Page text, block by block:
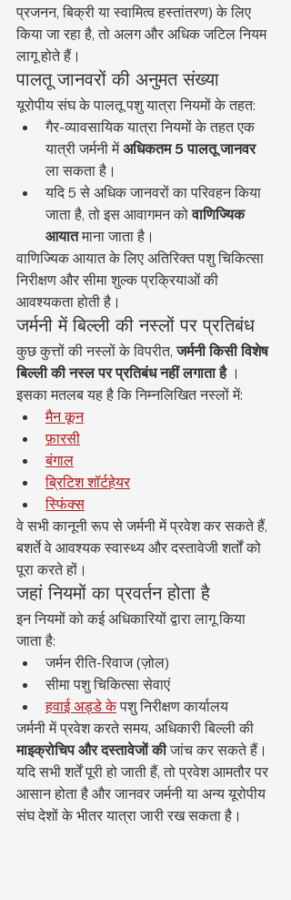
प्रजनन, बिक्री या स्वामित्व हस्तांतरण) के लिए
किया जा रहा है, तो अलग और अधिक जटिल नियम
लागू होते हैं।
पालतू जानवरों की अनुमत संख्या
यूरोपीय संघ के पालतू पशु यात्रा नियमों के तहत:
गैर-व्यावसायिक यात्रा नियमों के तहत एक
यात्री जर्मनी में अधिकतम 5 पालतू जानवर
ला सकता है।
यदि 5 से अधिक जानवरों का परिवहन किया
जाता है, तो इस आवागमन को वाणिज्यिक
आयात माना जाता है।
वाणिज्यिक आयात के लिए अतिरिक्त पशु चिकित्सा
निरीक्षण और सीमा शुल्क प्रक्रियाओं की
आवश्यकता होती है।
जर्मनी में बिल्ली की नस्लों पर प्रतिबंध
कुछ कुत्तों की नस्लों के विपरीत, जर्मनी किसी विशेष
बिल्ली की नस्ल पर प्रतिबंध नहीं लगाता है ।
इसका मतलब यह है कि निम्नलिखित नस्लों में:
मैन कून
फ़ारसी
बंगाल
ब्रिटिश शॉर्टहेयर
स्फिंक्स
वे सभी कानूनी रूप से जर्मनी में प्रवेश कर सकते हैं,
बशर्ते वे आवश्यक स्वास्थ्य और दस्तावेजी शर्तों को
पूरा करते हों।
जहां नियमों का प्रवर्तन होता है
इन नियमों को कई अधिकारियों द्वारा लागू किया
जाता है:
जर्मन रीति-रिवाज (ज़ोल)
सीमा पशु चिकित्सा सेवाएं
हवाई अड्डे के पशु निरीक्षण कार्यालय
जर्मनी में प्रवेश करते समय, अधिकारी बिल्ली की
माइक्रोचिप और दस्तावेजों की जांच कर सकते हैं।
यदि सभी शर्तें पूरी हो जाती हैं, तो प्रवेश आमतौर पर
आसान होता है और जानवर जर्मनी या अन्य यूरोपीय
संघ देशों के भीतर यात्रा जारी रख सकता है।